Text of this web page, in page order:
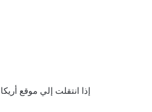
إذا انتقلت إلي موقع